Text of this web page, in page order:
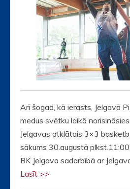
Arī šogad, kā ierasts, Jelgavā
medus svētku laikā
Jelgavas atklātais 3×3
sākums 30.augustā
BK Jelgava sadarbībā ar
Lasīt >>